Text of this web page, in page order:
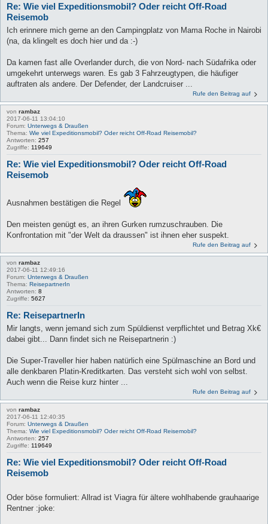
Re: Wie viel Expeditionsmobil? Oder reicht Off-Road
Reisemob
Ich erinnere mich gerne an den Campingplatz von Mama Roche in Nairobi
(na, da klingelt es doch hier und da :-)
Da kamen fast alle Overlander durch, die von Nord- nach Südafrika oder
umgekehrt unterwegs waren. Es gab 3 Fahrzeugtypen, die häufiger
auftraten als andere. Der Defender, der Landcruiser ...
Rufe den Beitrag auf
von rambaz
2017-06-11 13:04:10
Forum: Unterwegs & Draußen
Thema: Wie viel Expeditionsmobil? Oder reicht Off-Road Reisemobil?
Antworten: 257
Zugriffe: 119649
Re: Wie viel Expeditionsmobil? Oder reicht Off-Road
Reisemob
Ausnahmen bestätigen die Regel
Den meisten genügt es, an ihren Gurken rumzuschrauben. Die
Konfrontation mit "der Welt da draussen" ist ihnen eher suspekt.
Rufe den Beitrag auf
von rambaz
2017-06-11 12:49:16
Forum: Unterwegs & Draußen
Thema: ReisepartnerIn
Antworten: 8
Zugriffe: 5627
Re: ReisepartnerIn
Mir langts, wenn jemand sich zum Spüldienst verpflichtet und Betrag Xk€
dabei gibt... Dann findet sich ne Reisepartnerin :)
Die Super-Traveller hier haben natürlich eine Spülmaschine an Bord und
alle denkbaren Platin-Kreditkarten. Das versteht sich wohl von selbst.
Auch wenn die Reise kurz hinter ...
Rufe den Beitrag auf
von rambaz
2017-06-11 12:40:35
Forum: Unterwegs & Draußen
Thema: Wie viel Expeditionsmobil? Oder reicht Off-Road Reisemobil?
Antworten: 257
Zugriffe: 119649
Re: Wie viel Expeditionsmobil? Oder reicht Off-Road
Reisemob
Oder böse formuliert: Allrad ist Viagra für ältere wohlhabende grauhaarige
Rentner :joke: